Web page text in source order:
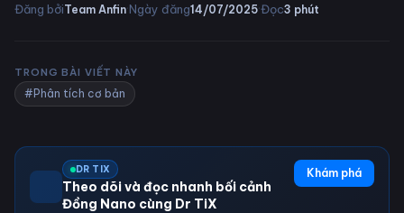
Đăng bởiTeam Anfin·Ngày đăng14/07/2025·Đọc3 phút
TRONG BÀI VIẾT NÀY
#Phân tích cơ bản
DR TIX
Theo dõi và đọc nhanh bối cảnh
Đồng Nano cùng Dr TiX
Khám phá